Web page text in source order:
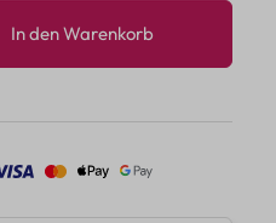
den gewünschten
In den Warenkorb